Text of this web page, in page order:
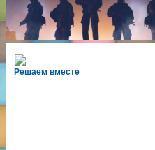
Решаем вместе